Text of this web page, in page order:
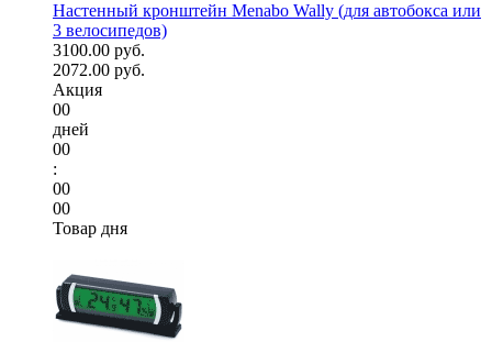
Настенный кронштейн Menabo Wally (для автобокса или
3 велосипедов)
3100.00 руб.
2072.00 руб.
Акция
00
дней
00
:
00
00
Товар дня